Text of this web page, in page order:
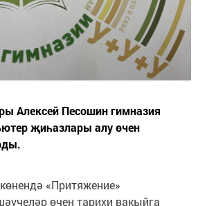
Алексей Песошин гимназия
җиһазлары алу өчен
«Притяжение»
өчен тарихи вакыйга